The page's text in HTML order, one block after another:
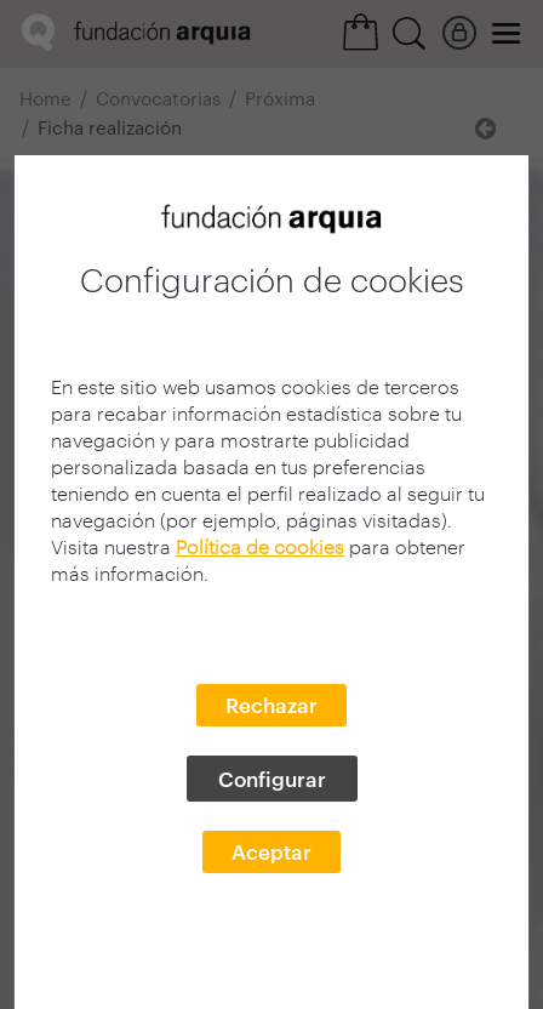
Configuración de cookies
En este sitio web usamos cookies de terceros
para recabar información estadística sobre tu
navegación y para mostrarte publicidad
personalizada basada en tus preferencias
teniendo en cuenta el perfil realizado al seguir tu
navegación (por ejemplo, páginas visitadas).
Visita nuestra Política de cookies para obtener
más información.
Rechazar
Configurar
Aceptar
Home Convocatorias
Próxima
Ficha realización